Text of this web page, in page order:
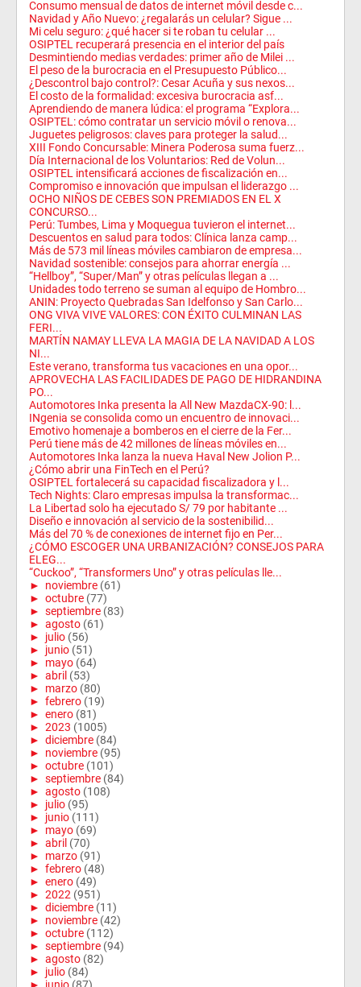
Consumo mensual de datos de internet móvil desde c...
Navidad y Año Nuevo: ¿regalarás un celular? Sigue ...
Mi celu seguro: ¿qué hacer si te roban tu celular ...
OSIPTEL recuperará presencia en el interior del país
Desmintiendo medias verdades: primer año de Milei ...
El peso de la burocracia en el Presupuesto Público...
¿Descontrol bajo control?: Cesar Acuña y sus nexos...
El costo de la formalidad: excesiva burocracia asf...
Aprendiendo de manera lúdica: el programa “Explora...
OSIPTEL: cómo contratar un servicio móvil o renova...
Juguetes peligrosos: claves para proteger la salud...
XIII Fondo Concursable: Minera Poderosa suma fuerz...
Día Internacional de los Voluntarios: Red de Volun...
OSIPTEL intensificará acciones de fiscalización en...
Compromiso e innovación que impulsan el liderazgo ...
OCHO NIÑOS DE CEBES SON PREMIADOS EN EL X
CONCURSO...
Perú: Tumbes, Lima y Moquegua tuvieron el internet...
Descuentos en salud para todos: Clínica lanza camp...
Más de 573 mil líneas móviles cambiaron de empresa...
Navidad sostenible: consejos para ahorrar energía ...
“Hellboy”, “Super/Man” y otras películas llegan a ...
Unidades todo terreno se suman al equipo de Hombro...
ANIN: Proyecto Quebradas San Idelfonso y San Carlo...
ONG VIVA VIVE VALORES: CON ÉXITO CULMINAN LAS
FERI...
MARTÍN NAMAY LLEVA LA MAGIA DE LA NAVIDAD A LOS
NI...
Este verano, transforma tus vacaciones en una opor...
APROVECHA LAS FACILIDADES DE PAGO DE HIDRANDINA
PO...
Automotores Inka presenta la All New MazdaCX-90: l...
INgenia se consolida como un encuentro de innovaci...
Emotivo homenaje a bomberos en el cierre de la Fer...
Perú tiene más de 42 millones de líneas móviles en...
Automotores Inka lanza la nueva Haval New Jolion P...
¿Cómo abrir una FinTech en el Perú?
OSIPTEL fortalecerá su capacidad fiscalizadora y l...
Tech Nights: Claro empresas impulsa la transformac...
La Libertad solo ha ejecutado S/ 79 por habitante ...
Diseño e innovación al servicio de la sostenibilid...
Más del 70 % de conexiones de internet fijo en Per...
¿CÓMO ESCOGER UNA URBANIZACIÓN? CONSEJOS PARA
ELEG...
“Cuckoo”, “Transformers Uno” y otras películas lle...
► noviembre (61)
► octubre (77)
► septiembre (83)
► agosto (61)
► julio (56)
► junio (51)
► mayo (64)
► abril (53)
► marzo (80)
► febrero (19)
► enero (81)
► 2023 (1005)
► diciembre (84)
► noviembre (95)
► octubre (101)
► septiembre (84)
► agosto (108)
► julio (95)
► junio (111)
► mayo (69)
► abril (70)
► marzo (91)
► febrero (48)
► enero (49)
► 2022 (951)
► diciembre (11)
► noviembre (42)
► octubre (112)
► septiembre (94)
► agosto (82)
► julio (84)